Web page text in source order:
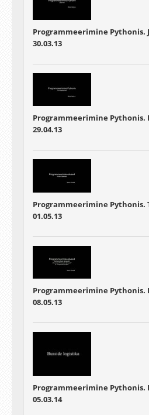
Programmeerimine Pythonis.
30.03.13
Programmeerimine Pythonis.
29.04.13
Programmeerimine Pythonis.
01.05.13
Programmeerimine Pythonis.
08.05.13
Programmeerimine Pythonis.
05.03.14